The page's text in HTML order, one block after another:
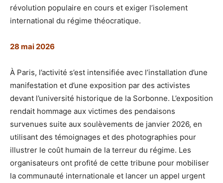
révolution populaire en cours et exiger l’isolement
international du régime théocratique.
28 mai 2026
À Paris, l’activité s’est intensifiée avec l’installation d’une
manifestation et d’une exposition par des activistes
devant l’université historique de la Sorbonne. L’exposition
rendait hommage aux victimes des pendaisons
survenues suite aux soulèvements de janvier 2026, en
utilisant des témoignages et des photographies pour
illustrer le coût humain de la terreur du régime. Les
organisateurs ont profité de cette tribune pour mobiliser
la communauté internationale et lancer un appel urgent